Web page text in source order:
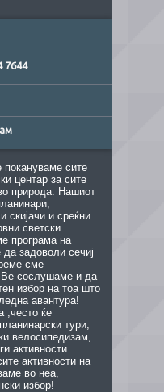
7644
покануваме сите
центар за сите
природа. Нашиот
скијачи и среќни
светски
програма на
задоволи сечиј
сме
Ве сослушаме и да
избор на тоа што
авантура!
,често ќе
тури,
велосипедизам,
активности.
активности на
во неа,
избор!